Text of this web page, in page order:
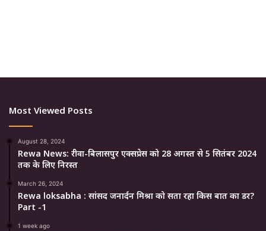
Most Viewed Posts
August 28, 2024
Rewa News: रीवा-बिलासपुर एक्सप्रेस को 28 अगस्त से 5 सितंबर 2024
तक के लिए निरस्त
March 26, 2024
Rewa loksabha : सांसद जनार्दन मिश्रा को सता रहा किस बात का डर?
Part -1
1 week ago